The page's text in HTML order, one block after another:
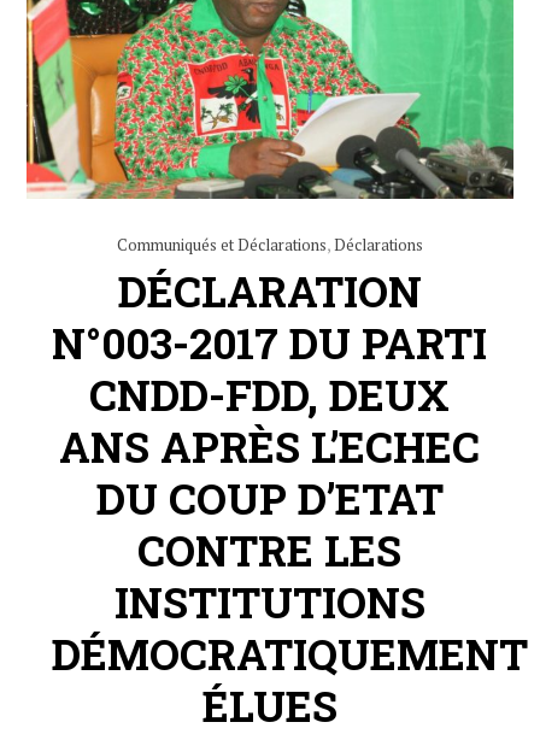
Communiqués et Déclarations,Déclarations
DÉCLARATION
N°003-2017 DU PARTI
CNDD-FDD, DEUX
ANS APRÈS L’ECHEC
DU COUP D’ETAT
CONTRE LES
INSTITUTIONS
DÉMOCRATIQUEMENT
ÉLUES